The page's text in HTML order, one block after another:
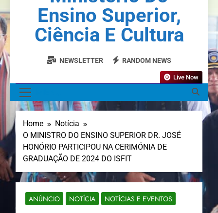
Ensino Superior,
Ciência E Cultura
NEWSLETTER RANDOM NEWS
Live Now
Home
Notícia
O MINISTRO DO ENSINO SUPERIOR DR. JOSÉ
HONÓRIO PARTICIPOU NA CERIMÓNIA DE
GRADUAÇÃO DE 2024 DO ISFIT
ANÚNCIO NOTÍCIA NOTÍCIAS E EVENTOS